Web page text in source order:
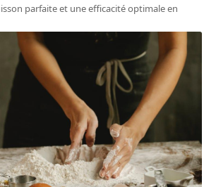
parfaite et une efficacité optimale en